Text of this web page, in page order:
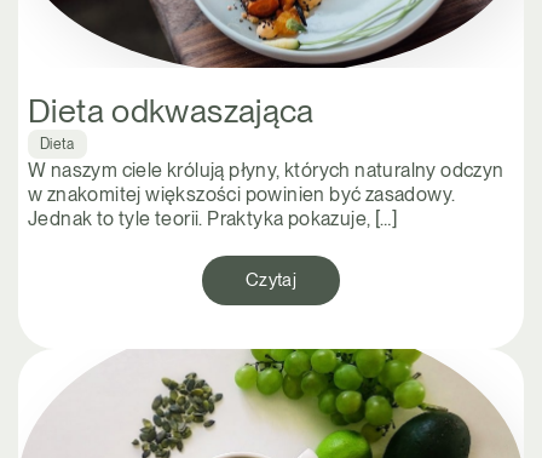
Dieta odkwaszająca
Dieta
W naszym ciele królują płyny, których naturalny odczyn
w znakomitej większości powinien być zasadowy.
Jednak to tyle teorii. Praktyka pokazuje, […]
Czytaj